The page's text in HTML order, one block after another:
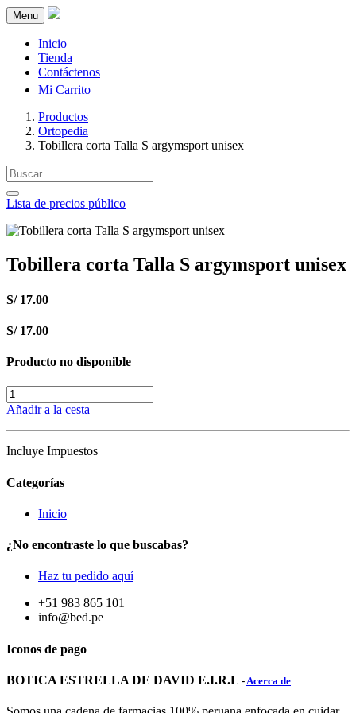
Menu
Inicio
Tienda
Contáctenos
Mi Carrito
Productos
Ortopedia
Tobillera corta Talla S argymsport unisex
Lista de precios público
Tobillera corta Talla S argymsport unisex
S/ 17.00
S/ 17.00
Producto no disponible
Añadir a la cesta
Incluye Impuestos
Categorías
Inicio
¿No encontraste lo que buscabas?
Haz tu pedido aquí
+51 983 865 101
info@bed.pe
Iconos de pago
BOTICA ESTRELLA DE DAVID E.I.R.L - Acerca de